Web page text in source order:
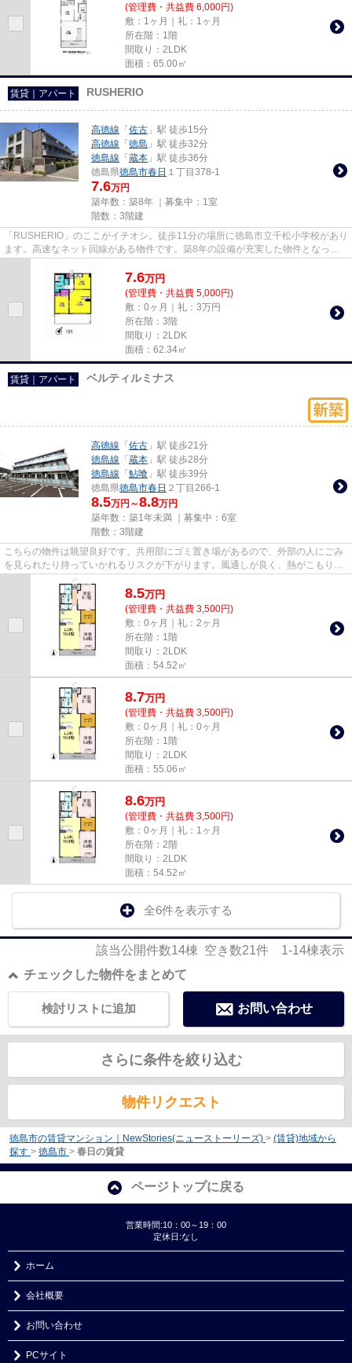
(管理費・共益費 6,000円)
敷：1ヶ月｜礼：1ヶ月
所在階：1階
間取り：2LDK
面積：65.00㎡
賃貸｜アパート RUSHERIO
高徳線 「 佐古 」駅 徒歩15分
高徳線 「 徳島 」駅 徒歩32分
徳島線 「 蔵本 」駅 徒歩36分
徳島県徳島市春日 １丁目378-1
7.6万円
築年数：築8年 ｜募集中： 1室
階数：3階建
「RUSHERIO」のここがイチオシ。徒歩11分の場所に徳島市立千松小学校があり
ます。高速なネット回線がある物件です。築8年の設備が充実した物件となって
7.6万円
(管理費・共益費 5,000円)
敷：0ヶ月｜礼：3万円
所在階：3階
間取り：2LDK
面積：62.34㎡
賃貸｜アパート ベルティルミナス
高徳線 「 佐古 」駅 徒歩21分
徳島線 「 蔵本 」駅 徒歩28分
徳島線 「 鮎喰 」駅 徒歩39分
徳島県徳島市春日 ２丁目266-1
8.5万円～8.8万円
築年数：築1年未満 ｜募集中： 6室
階数：3階建
こちらの物件は眺望良好です。共用部にゴミ置き場があるので、外部の人にごみ
を見られたり持っていかれるリスクが下がります。風通しが良く、熱がこもりに
くいので、室内が暑くなりに...
8.5万円
(管理費・共益費 3,500円)
敷：0ヶ月｜礼：2ヶ月
所在階：1階
間取り：2LDK
面積：54.52㎡
8.7万円
(管理費・共益費 3,500円)
敷：0ヶ月｜礼：0ヶ月
所在階：1階
間取り：2LDK
面積：55.06㎡
8.6万円
(管理費・共益費 3,500円)
敷：0ヶ月｜礼：1ヶ月
所在階：2階
間取り：2LDK
面積：54.52㎡
全6件を表示する
該当公開件数14棟 空き数21件 1-14棟表示
チェックした物件をまとめて
お問い合わせ
検討リストに追加
さらに条件を絞り込む
物件リクエスト
徳島市の賃貸マンション｜NewStories(ニューストーリーズ) > (賃貸)地域から
探す > 徳島市 > 春日の賃貸
ページトップに戻る
営業時間:10：00～19：00
定休日:なし
ホーム
会社概要
お問い合わせ
PCサイト